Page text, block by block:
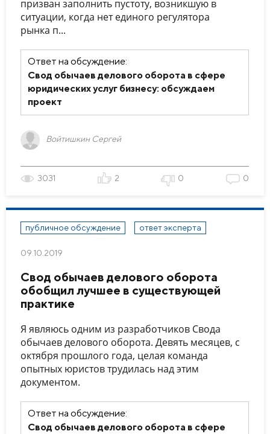
призван заполнить пустоту, возникшую в
ситуации, когда нет единого регулятора
рынка п...
Ответ на обсуждение:
Свод обычаев делового оборота в сфере
юридических услуг бизнесу: обсуждаем
проект
Войтишкин Сергей
3031 2 0 0
публичное обсуждение ответ эксперта
09.10.2019
Свод обычаев делового оборота
обобщил лучшее в существующей
практике
Я являюсь одним из разработчиков Свода
обычаев делового оборота. Девять месяцев, с
октября прошлого года, целая команда
опытных юристов трудилась над этим
документом.
Ответ на обсуждение:
Свод обычаев делового оборота в сфере